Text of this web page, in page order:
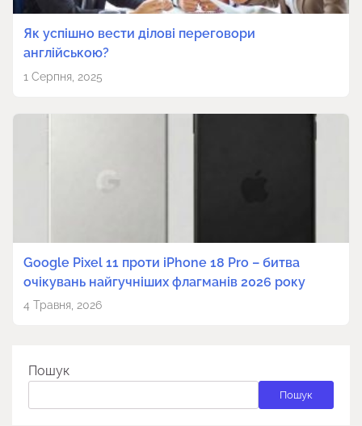
Як успішно вести ділові переговори
англійською?
1 Серпня, 2025
Google Pixel 11 проти iPhone 18 Pro – битва
очікувань найгучніших флагманів 2026 року
4 Травня, 2026
Пошук
Пошук